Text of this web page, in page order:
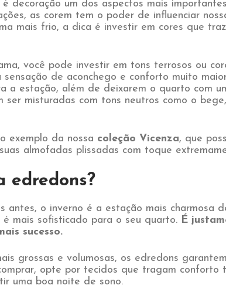
decoração um dos aspectos mais
as corem tem o poder de influenciar
mais frio, a dica é investir em cores que
você pode investir em tons terrosos ou
sensação de aconchego e conforto muito
a estação, além de deixarem o quarto com
ser misturadas com tons neutros como o
exemplo da nossa coleção Vicenza, que
almofadas plissadas com toque
edredons?
antes, o inverno é a estação mais charmosa
é mais sofisticado para o seu quarto. É
sucesso.
grossas e volumosas, os edredons
opte por tecidos que tragam conforto
uma boa noite de sono.